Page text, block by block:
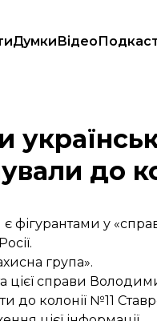
ДумкиВідео
етапували до колонії в
до
фігурантами у
група».
цієї справи
колонії №11